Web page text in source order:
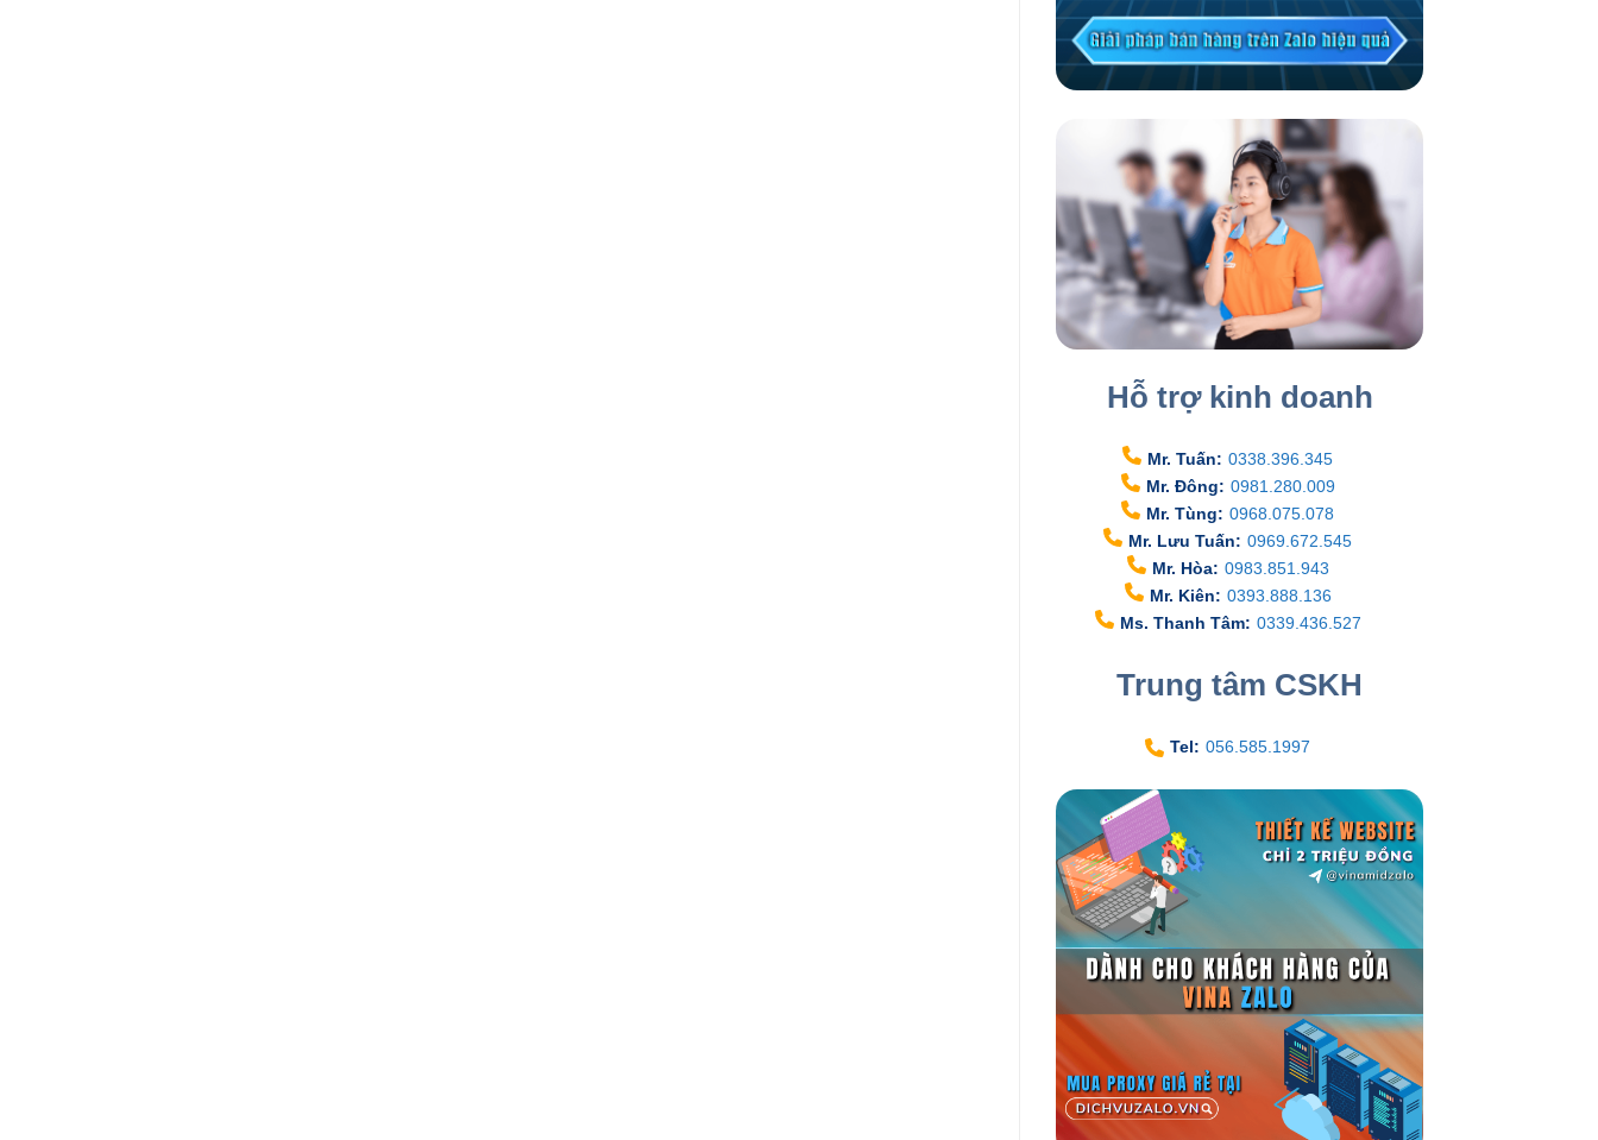
Hỗ trợ kinh doanh
Mr. Tuấn: 0338.396.345
Mr. Đông: 0981.280.009
Mr. Tùng: 0968.075.078
Mr. Lưu Tuấn: 0969.672.545
Mr. Hòa: 0983.851.943
Mr. Kiên: 0393.888.136
Ms. Thanh Tâm: 0339.436.527
Trung tâm CSKH
Tel: 056.585.1997